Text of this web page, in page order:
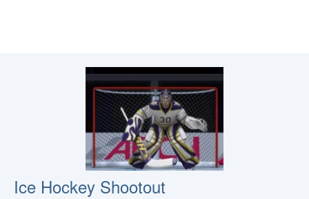
Ice Hockey Shootout